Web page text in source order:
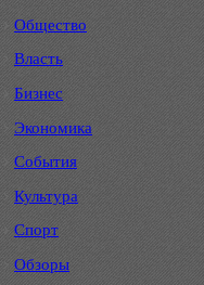
Общество
Власть
Бизнес
Экономика
События
Культура
Спорт
Обзоры